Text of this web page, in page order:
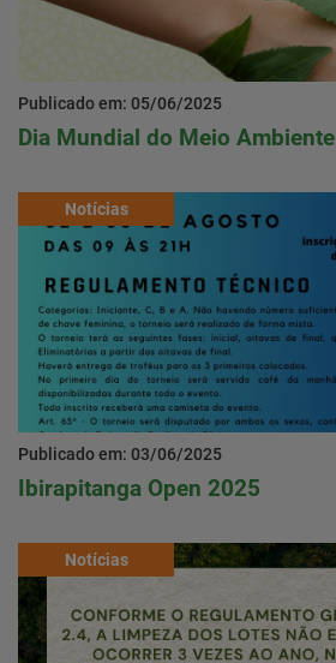
Baixe o App
Área restrita
Publicado em: 05/06/2025
Dia Mundial do Meio Ambiente
Notícias
Publicado em: 03/06/2025
Ibirapitanga Open 2025
Notícias